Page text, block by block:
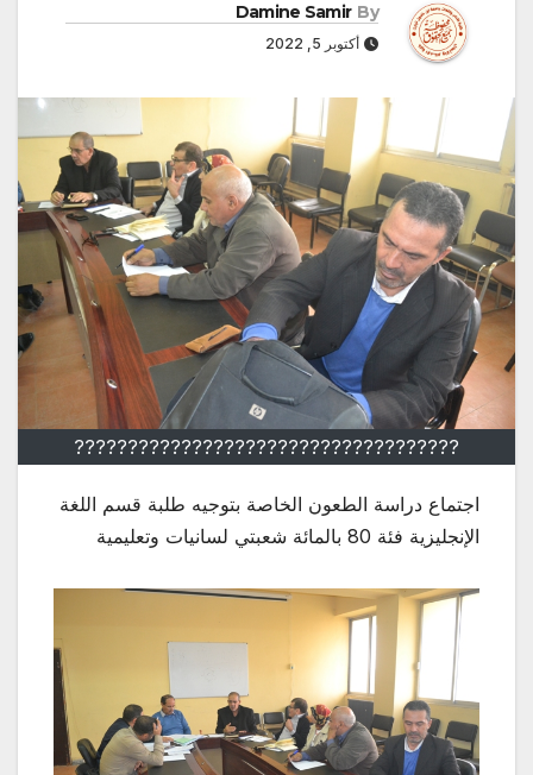
By
Damine Samir
أكتوبر 5, 2022
????????????????????????????????????
اجتماع دراسة الطعون الخاصة بتوجيه طلبة قسم اللغة
الإنجليزية فئة 80 بالمائة شعبتي لسانيات وتعليمية